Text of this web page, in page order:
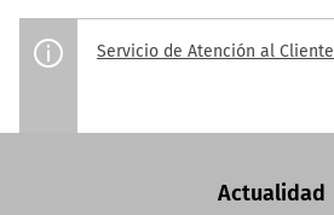
Servicio de Atención al Cliente
Actualidad